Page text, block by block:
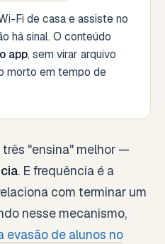
Fi de casa e assiste no
há sinal. O conteúdo
app, sem virar arquivo
morto em tempo de
três "ensina" melhor —
. E frequência é a
com terminar um
nesse mecanismo,
evasão de alunos no